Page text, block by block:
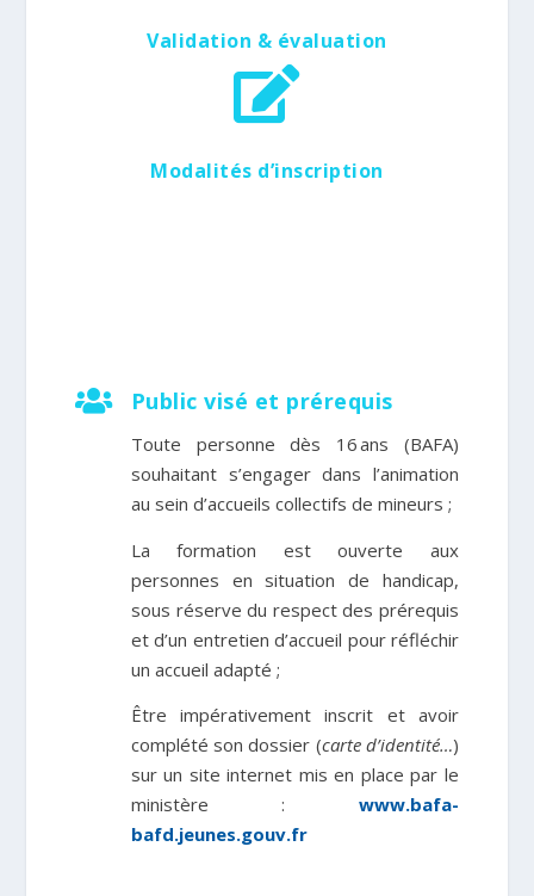
Validation & évaluation

Modalités d’inscription
 Public visé et prérequis
Toute personne dès 16 ans (BAFA)
souhaitant s’engager dans l’animation
au sein d’accueils collectifs de mineurs ;
La formation estouverte aux
personnes en situation de handicap,
sous réserve du respect des prérequis
et d’un entretien d’accueil pour réfléchir
un accueil adapté ;
Être impérativement inscrit et avoir
complété son dossier (carte d’identité…)
sur un site internet mis en place par le
ministère : www.bafa-
bafd.jeunes.gouv.fr